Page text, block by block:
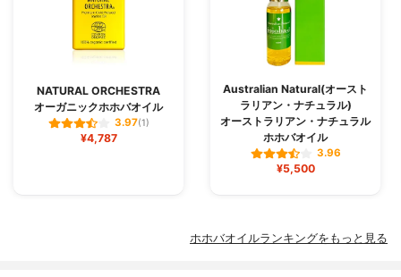
NATURAL ORCHESTRA
オーガニックホホバオイル
3.97(1)
¥4,787
Australian Natural(オースト
ラリアン・ナチュラル)
オーストラリアン・ナチュラル
ホホバオイル
3.96
¥5,500
ホホバオイルランキングをもっと見る